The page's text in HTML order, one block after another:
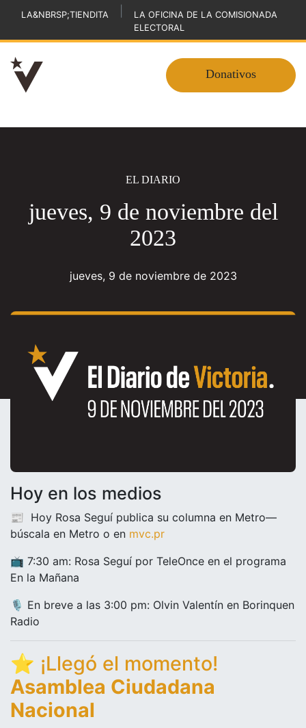
LA&NBRSP;TIENDITA
LA OFICINA DE LA COMISIONADA
ELECTORAL
Donativos
EL DIARIO
jueves, 9 de noviembre del
2023
jueves, 9 de noviembre de 2023
Hoy en los medios
📰 Hoy Rosa Seguí publica su columna en Metro—
búscala en Metro o en mvc.pr
📺 7:30 am: Rosa Seguí por TeleOnce en el programa
En la Mañana
🎙️ En breve a las 3:00 pm: Olvin Valentín en Borinquen
Radio
⭐ ¡Llegó el momento!
Asamblea Ciudadana
Nacional